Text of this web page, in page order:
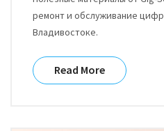
ремонт и обслуживание
Владивостоке.
Read More